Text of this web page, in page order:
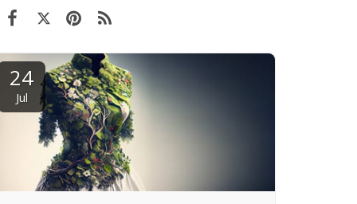
24
Jul